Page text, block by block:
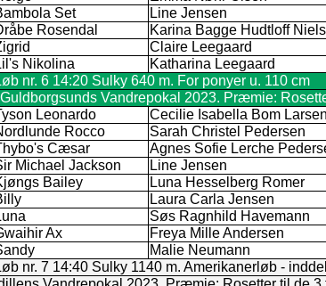
Set Line Jensen
Rosendal Karina Bagge Hudtloff
Claire Leegaard
Nikolina Katharina Leegaard
nr. 6 14:20 Sulky 640 m. For ponyer u. 110 cm
Vandrepokal 2023. Præmie:
Leonardo Cecilie Isabella Bom Larsen
Rocco Sarah Christel Pedersen
Cæsar Agnes Sofie Lerche
Michael Jackson Line Jensen
Bailey Luna Hesselberg Romer
Laura Carla Jensen
Søs Ragnhild Havemann
Ax Freya Mille Andersen
Malie Neumann
nr. 7 14:40 Sulky 1140 m. Amerikanerløb -